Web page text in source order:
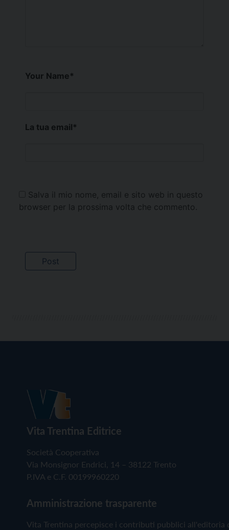
Your Name*
La tua email*
Salva il mio nome, email e sito web in questo
browser per la prossima volta che commento.
Vita Trentina Editrice
Società Cooperativa
Via Monsignor Endrici, 14 – 38122 Trento
P.IVA e C.F. 00199960220
Amministrazione trasparente
Vita Trentina percepisce i contributi pubblici all'editoria